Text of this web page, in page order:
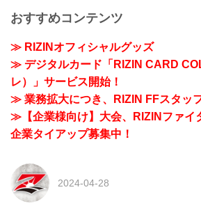
おすすめコンテンツ
≫ RIZINオフィシャルグッズ
≫ デジタルカード「RIZIN CARD
レ）」サービス開始！
≫ 業務拡大につき、RIZIN FFスタッ
≫【企業様向け】大会、RIZINファイ
企業タイアップ募集中！
2024-04-28